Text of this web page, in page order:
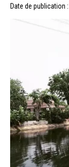
Date de publication